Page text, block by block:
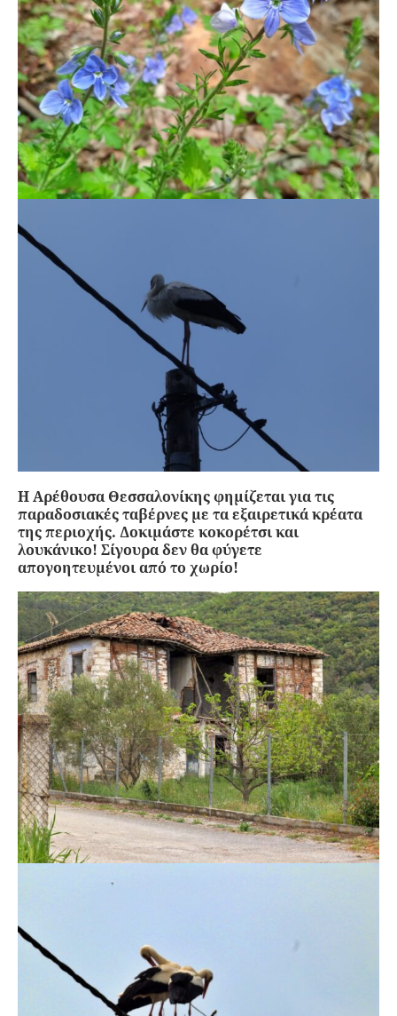
Η Αρέθουσα Θεσσαλονίκης φημίζεται για τις
παραδοσιακές ταβέρνες με τα εξαιρετικά κρέατα
της περιοχής. Δοκιμάστε κοκορέτσι και
λουκάνικο! Σίγουρα δεν θα φύγετε
απογοητευμένοι από το χωρίο!